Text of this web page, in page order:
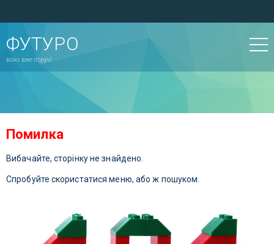
ФУТУРО
воно вже поруч!
Помилка
Вибачайте, сторінку не знайдено.
Спробуйте скористатися меню, або ж пошуком.